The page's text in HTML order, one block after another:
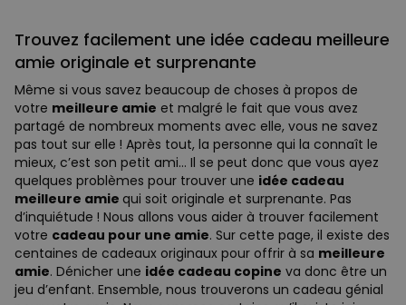
Trouvez facilement une idée cadeau meilleure
amie originale et surprenante
Même si vous savez beaucoup de choses à propos de
votre meilleure amie et malgré le fait que vous avez
partagé de nombreux moments avec elle, vous ne savez
pas tout sur elle ! Après tout, la personne qui la connaît le
mieux, c’est son petit ami… Il se peut donc que vous ayez
quelques problèmes pour trouver une idée cadeau
meilleure amie qui soit originale et surprenante. Pas
d’inquiétude ! Nous allons vous aider à trouver facilement
votre cadeau pour une amie. Sur cette page, il existe des
centaines de cadeaux originaux pour offrir à sa meilleure
amie. Dénicher une idée cadeau copine va donc être un
jeu d’enfant. Ensemble, nous trouverons un cadeau génial